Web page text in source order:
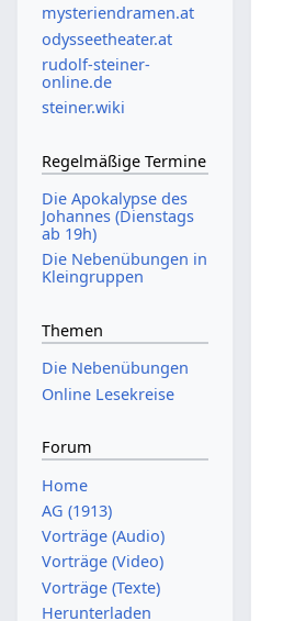
mysteriendramen.at
odysseetheater.at
rudolf-steiner-
online.de
steiner.wiki
Regelmäßige Termine
Die Apokalypse des
Johannes (Dienstags
ab 19h)
Die Nebenübungen in
Kleingruppen
Themen
Die Nebenübungen
Online Lesekreise
Forum
Home
AG (1913)
Vorträge (Audio)
Vorträge (Video)
Vorträge (Texte)
Herunterladen